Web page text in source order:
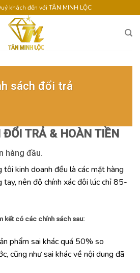
khách đến với TÂN MINH LỘC
sách đổi trả
ĐỔI TRẢ & HOÀN TIỀN
hàng đầu.
tôi kinh doanh đều là các mặt hàng
tay, nên độ chính xác đôi lúc chỉ 85-
kết có các chính sách sau:
phẩm sai khác quá 50% so
cũng như sai khác về nội dung đã